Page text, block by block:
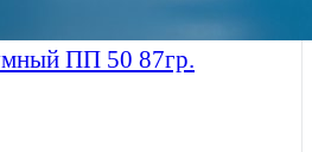
ПП 50 87гр.